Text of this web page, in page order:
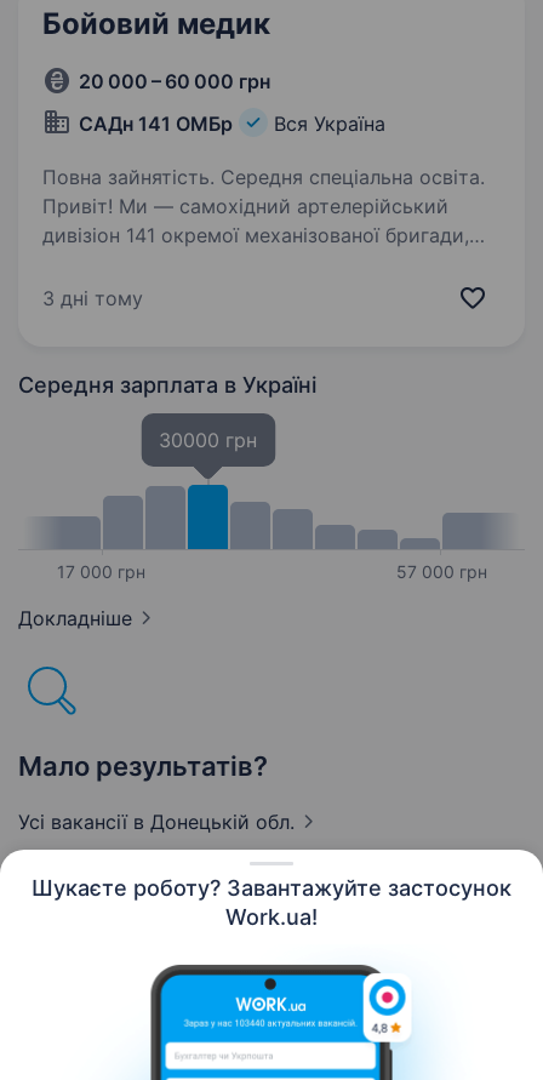
Шукаєте роботу? Завантажуйте застосунок
Work.ua!
Бойовий медик
20 000 – 60 000 грн
САДн 141 ОМБр
Вся Україна
Повна зайнятість. Середня спеціальна освіта.
Привіт! Ми — самохідний артелерійський
дивізіон 141 окремої механізованої бригади,
бореться за мир і безпеку України. Наше
3 дні тому
Середня зарплата в Україні
17 000 грн
30000 грн
57 000 грн
Докладніше
Мало результатів?
Усі вакансії в Донецькій обл.